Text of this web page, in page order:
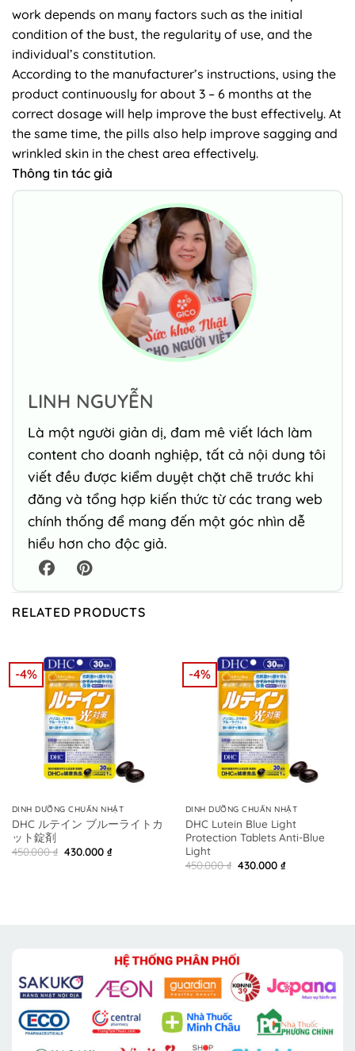
work depends on many factors such as the initial
condition of the bust, the regularity of use, and the
individual’s constitution.
According to the manufacturer’s instructions, using the
product continuously for about 3 – 6 months at the
correct dosage will help improve the bust effectively. At
the same time, the pills also help improve sagging and
wrinkled skin in the chest area effectively.
Thông tin tác giả
LINH NGUYỄN
Là một người giản dị, đam mê viết lách làm
content cho doanh nghiệp, tất cả nội dung tôi
viết đều được kiểm duyệt chặt chẽ trước khi
đăng và tổng hợp kiến thức từ các trang web
chính thống để mang đến một góc nhìn dễ
hiểu hơn cho độc giả.
RELATED PRODUCTS
-4%
DINH DƯỠNG CHUẨN NHẬT
DHC ルテイン ブルーライトカ
ット錠剤
450.000₫ Original
price
430.000 ₫Current
-4%
DINH DƯỠNG CHUẨN NHẬT
DHC Lutein Blue Light
Protection Tablets Anti-Blue
Light
450.000₫ Original
price
430.000 ₫Current